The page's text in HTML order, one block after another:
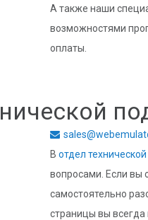
А также наши
возможностями
оплаты.
В отдел
вопросами. Если вы
самостоятельно
страницы вы всегда